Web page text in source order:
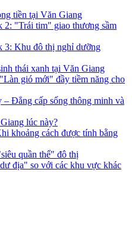
tiền tại Văn Giang
2: "Trái tim" giao thương sầm
3: Khu đô thị nghỉ dưỡng
thái xanh tại Văn Giang
gió mới" đầy tiềm năng cho
– Đẳng cấp sống thông minh và
lúc này?
khoảng cách được tính bằng
quần thể" đô thị
địa" so với các khu vực khác